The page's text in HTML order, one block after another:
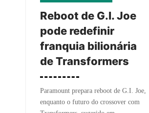
Reboot de G.I. Joe
pode redefinir
franquia bilionária
de Transformers
Paramount prepara reboot de G.I. Joe,
enquanto o futuro do crossover com